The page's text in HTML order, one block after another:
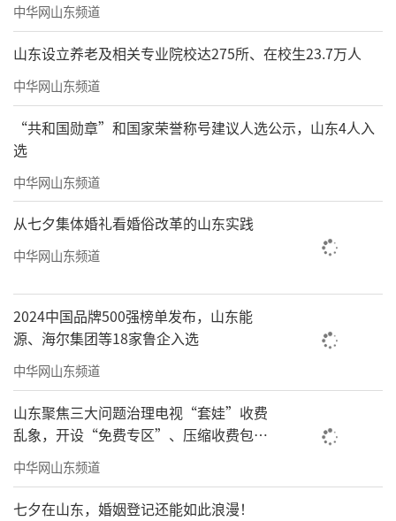
中华网山东频道
山东设立养老及相关专业院校达275所、在校生23.7万人
中华网山东频道
“共和国勋章”和国家荣誉称号建议人选公示，山东4人入
选
中华网山东频道
从七夕集体婚礼看婚俗改革的山东实践
中华网山东频道
2024中国品牌500强榜单发布，山东能
源、海尔集团等18家鲁企入选
中华网山东频道
山东聚焦三大问题治理电视“套娃”收费
乱象，开设“免费专区”、压缩收费包比
例70%以上
中华网山东频道
七夕在山东，婚姻登记还能如此浪漫！